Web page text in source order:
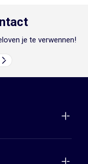
je te verwennen!